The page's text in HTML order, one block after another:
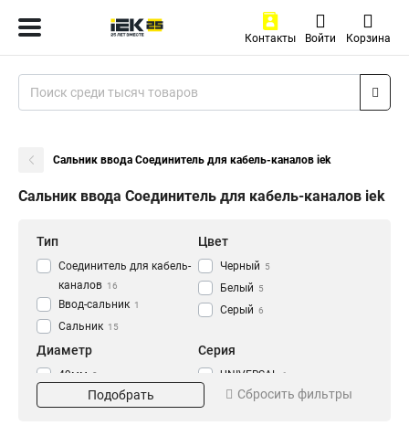
Контакты Войти Корзина
Сальник ввода Соединитель для кабель-каналов iek
Сальник ввода Соединитель для кабель-каналов iek
Тип
Соединитель для кабель-
каналов 16
Ввод-сальник 1
Сальник 15
Цвет
Черный 5
Белый 5
Серый 6
Диаметр
49мм 3
3
Серия
UNIVERSAL 1
Подобрать Сбросить фильтры